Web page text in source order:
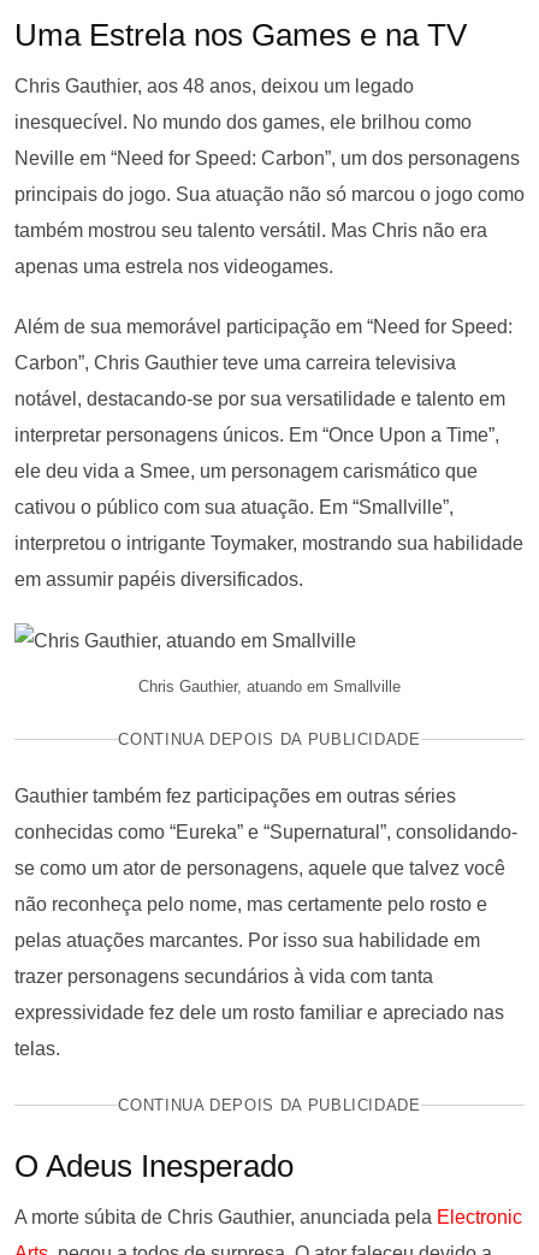
Uma Estrela nos Games e na TV
Chris Gauthier, aos 48 anos, deixou um legado
inesquecível. No mundo dos games, ele brilhou como
Neville em “Need for Speed: Carbon”, um dos personagens
principais do jogo. Sua atuação não só marcou o jogo como
também mostrou seu talento versátil. Mas Chris não era
apenas uma estrela nos videogames.
Além de sua memorável participação em “Need for Speed:
Carbon”, Chris Gauthier teve uma carreira televisiva
notável, destacando-se por sua versatilidade e talento em
interpretar personagens únicos. Em “Once Upon a Time”,
ele deu vida a Smee, um personagem carismático que
cativou o público com sua atuação. Em “Smallville”,
interpretou o intrigante Toymaker, mostrando sua habilidade
em assumir papéis diversificados.
Chris Gauthier, atuando em Smallville
CONTINUA DEPOIS DA PUBLICIDADE
Gauthier também fez participações em outras séries
conhecidas como “Eureka” e “Supernatural”, consolidando-
se como um ator de personagens, aquele que talvez você
não reconheça pelo nome, mas certamente pelo rosto e
pelas atuações marcantes. Por isso sua habilidade em
trazer personagens secundários à vida com tanta
expressividade fez dele um rosto familiar e apreciado nas
telas.
CONTINUA DEPOIS DA PUBLICIDADE
O Adeus Inesperado
A morte súbita de Chris Gauthier, anunciada pela Electronic